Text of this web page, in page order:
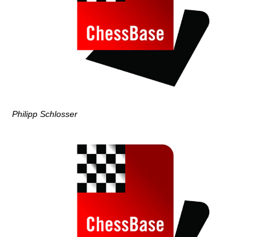
Philipp Schlosser